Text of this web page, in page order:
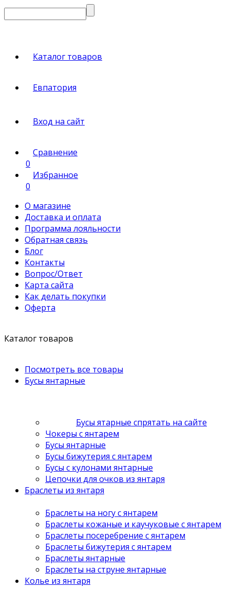
Каталог товаров
Евпатория
Вход на сайт
Сравнение
0
Избранное
0
О магазине
Доставка и оплата
Программа лояльности
Обратная связь
Блог
Контакты
Вопрос/Ответ
Карта сайта
Как делать покупки
Оферта
Каталог товаров
Посмотреть все товары
Бусы янтарные
Бусы ятарные спрятать на сайте
Чокеры с янтарем
Бусы янтарные
Бусы бижутерия с янтарем
Бусы с кулонами янтарные
Цепочки для очков из янтаря
Браслеты из янтаря
Браслеты на ногу с янтарем
Браслеты кожаные и каучуковые с янтарем
Браслеты посеребрение с янтарем
Браслеты бижутерия с янтарем
Браслеты янтарные
Браслеты на струне янтарные
Колье из янтаря